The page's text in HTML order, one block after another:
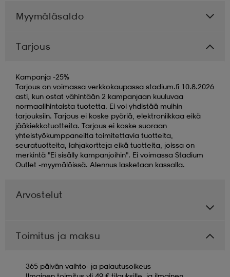
Myymäläsaldo
Tarjous
Kampanja -25%
Tarjous on voimassa verkkokaupassa stadium.fi 10.8.2026
asti, kun ostat vähintään 2 kampanjaan kuuluvaa
normaalihintaista tuotetta. Ei voi yhdistää muihin
tarjouksiin. Tarjous ei koske pyöriä, elektroniikkaa eikä
jääkiekkotuotteita. Tarjous ei koske suoraan
yhteistyökumppaneilta toimitettavia tuotteita,
seuratuotteita, lahjakortteja eikä tuotteita, joissa on
merkintä "Ei sisälly kampanjoihin". Ei voimassa Stadium
Outlet -myymälöissä. Alennus lasketaan kassalla.
Arvostelut
Toimitus ja maksu
365 päivän vaihto- ja palautusoikeus